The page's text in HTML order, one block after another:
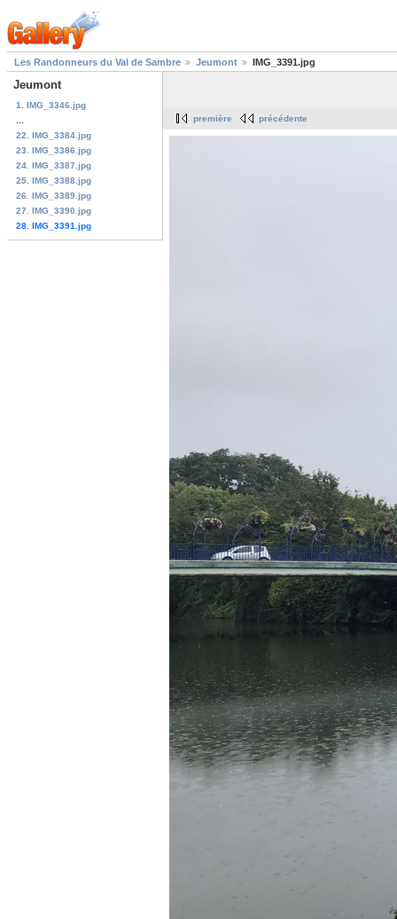
Les Randonneurs du Val de Sambre Jeumont IMG_3391.jpg
Jeumont
1. IMG_3346.jpg
22. IMG_3384.jpg
23. IMG_3386.jpg
24. IMG_3387.jpg
25. IMG_3388.jpg
26. IMG_3389.jpg
27. IMG_3390.jpg
28. IMG_3391.jpg
première précédente